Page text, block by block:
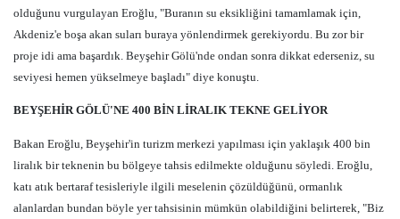
olduğunu vurgulayan Eroğlu, "Buranın su eksikliğini tamamlamak için,
Akdeniz'e boşa akan suları buraya yönlendirmek gerekiyordu. Bu zor bir
proje idi ama başardık. Beyşehir Gölü'nde ondan sonra dikkat ederseniz, su
seviyesi hemen yükselmeye başladı" diye konuştu.
BEYŞEHİR GÖLÜ'NE 400 BİN LİRALIK TEKNE GELİYOR
Bakan Eroğlu, Beyşehir'in turizm merkezi yapılması için yaklaşık 400 bin
liralık bir teknenin bu bölgeye tahsis edilmekte olduğunu söyledi. Eroğlu,
katı atık bertaraf tesisleriyle ilgili meselenin çözüldüğünü, ormanlık
alanlardan bundan böyle yer tahsisinin mümkün olabildiğini belirterek, "Biz